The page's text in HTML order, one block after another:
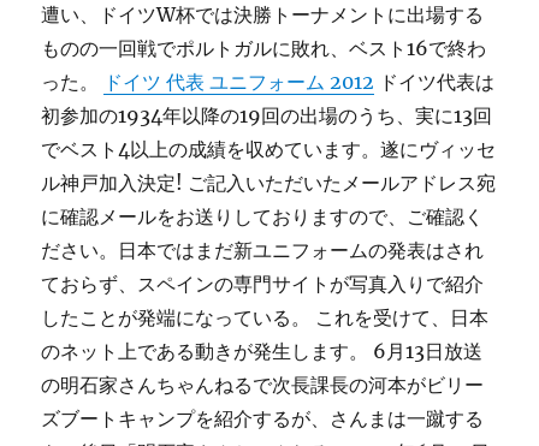
遭い、ドイツW杯では決勝トーナメントに出場する
ものの一回戦でポルトガルに敗れ、ベスト16で終わ
った。
ドイツ 代表 ユニフォーム 2012 ドイツ代表は
初参加の1934年以降の19回の出場のうち、実に13回
でベスト4以上の成績を収めています。遂にヴィッセ
ル神戸加入決定! ご記入いただいたメールアドレス宛
に確認メールをお送りしておりますので、ご確認く
ださい。日本ではまだ新ユニフォームの発表はされ
ておらず、スペインの専門サイトが写真入りで紹介
したことが発端になっている。 これを受けて、日本
のネット上である動きが発生します。 6月13日放送
の明石家さんちゃんねるで次長課長の河本がビリー
ズブートキャンプを紹介するが、さんまは一蹴する